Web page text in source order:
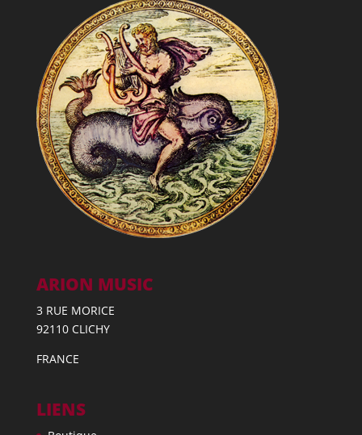
ARION MUSIC
3 RUE MORICE
92110 CLICHY
FRANCE
LIENS